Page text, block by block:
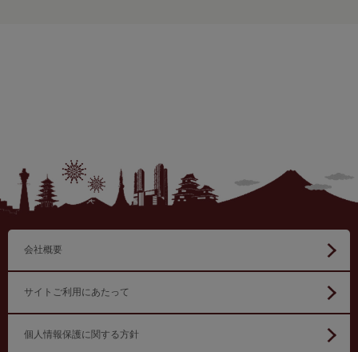
会社概要
サイトご利用にあたって
個人情報保護に関する方針